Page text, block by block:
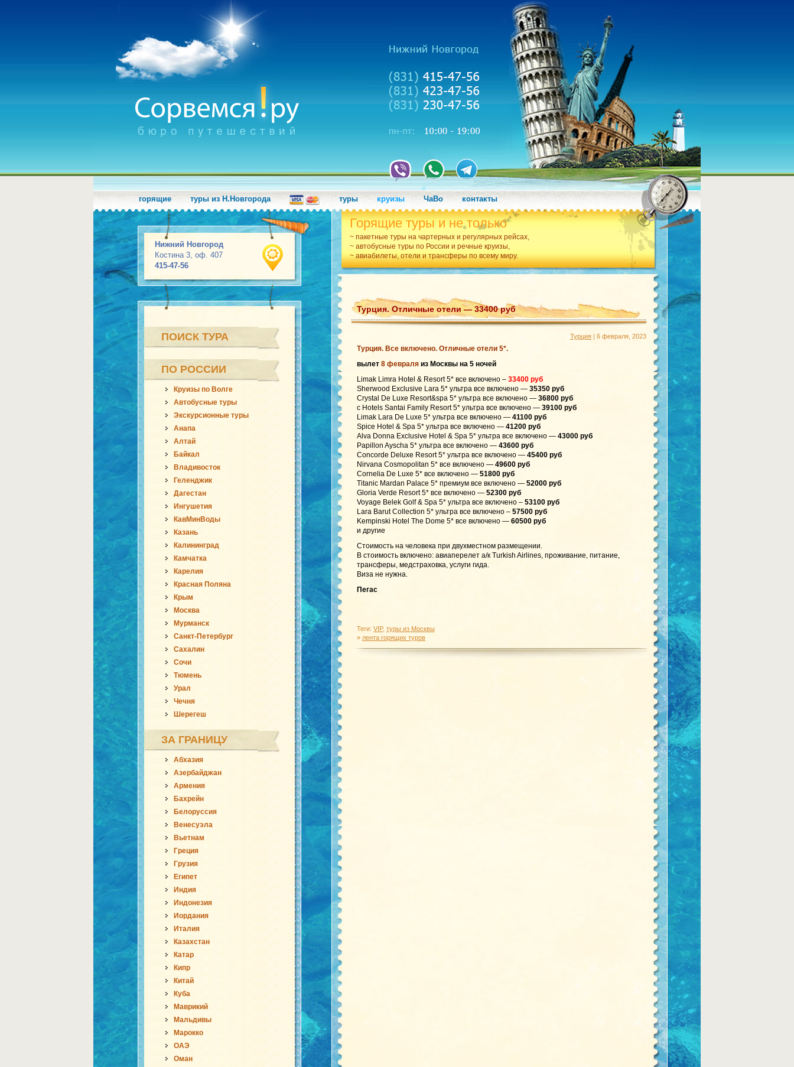
горящие туры из Н.Новгорода туры круизы ЧаВо контакты
Нижний Новгород
Костина 3, оф. 407
415-47-56
Горящие туры и не только
~ пакетные туры на чартерных и регулярных рейсах,
~ автобусные туры по России и речные круизы,
~ авиабилеты, отели и трансферы по всему миру.
ПОИСК ТУРА
ПО РОССИИ
Круизы по Волге
Автобусные туры
Экскурсионные туры
Анапа
Алтай
Байкал
Владивосток
Геленджик
Дагестан
Ингушетия
КавМинВоды
Казань
Калининград
Камчатка
Карелия
Красная Поляна
Крым
Москва
Мурманск
Санкт-Петербург
Сахалин
Сочи
Тюмень
Урал
Чечня
Шерегеш
ЗА ГРАНИЦУ
Абхазия
Азербайджан
Армения
Бахрейн
Белоруссия
Венесуэла
Вьетнам
Греция
Грузия
Египет
Индия
Индонезия
Иордания
Италия
Казахстан
Катар
Кипр
Китай
Куба
Маврикий
Мальдивы
Марокко
ОАЭ
Оман
Турция. Отличные отели — 33400 руб
Турция | 6 февраля, 2023
Турция. Все включено. Отличные отели 5*.
вылет 8 февраля из Москвы на 5 ночей
Limak Limra Hotel & Resort 5* все включено – 33400 руб
Sherwood Exclusive Lara 5* ультра все включено — 35350 руб
Crystal De Luxe Resort&spa 5* ультра все включено — 36800 руб
c Hotels Santai Family Resort 5* ультра все включено — 39100 руб
Limak Lara De Luxe 5* ультра все включено — 41100 руб
Spice Hotel & Spa 5* ультра все включено — 41200 руб
Alva Donna Exclusive Hotel & Spa 5* ультра все включено — 43000 руб
Papillon Ayscha 5* ультра все включено — 43600 руб
Concorde Deluxe Resort 5* ультра все включено — 45400 руб
Nirvana Cosmopolitan 5* все включено — 49600 руб
Cornelia De Luxe 5* все включено — 51800 руб
Titanic Mardan Palace 5* премиум все включено — 52000 руб
Gloria Verde Resort 5* все включено — 52300 руб
Voyage Belek Golf & Spa 5* ультра все включено – 53100 руб
Lara Barut Collection 5* ультра все включено – 57500 руб
Kempinski Hotel The Dome 5* все включено — 60500 руб
и другие
Стоимость на человека при двухместном размещении.
В стоимость включено: авиаперелет а/к Turkish Airlines, проживание, питание,
трансферы, медстраховка, услуги гида.
Виза не нужна.
Пегас
Теги: VIP, туры из Москвы
» лента горящих туров